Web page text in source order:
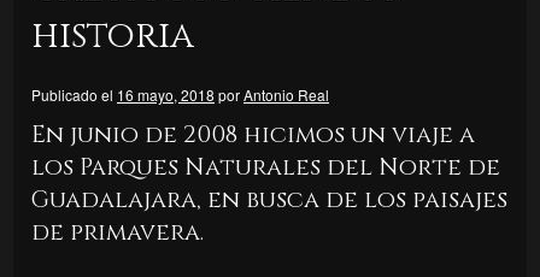
historia
Publicado el 16 mayo, 2018 porAntonio Real
En junio de 2008 hicimos un viaje a
los Parques Naturales del Norte de
Guadalajara, en busca de los paisajes
de primavera.